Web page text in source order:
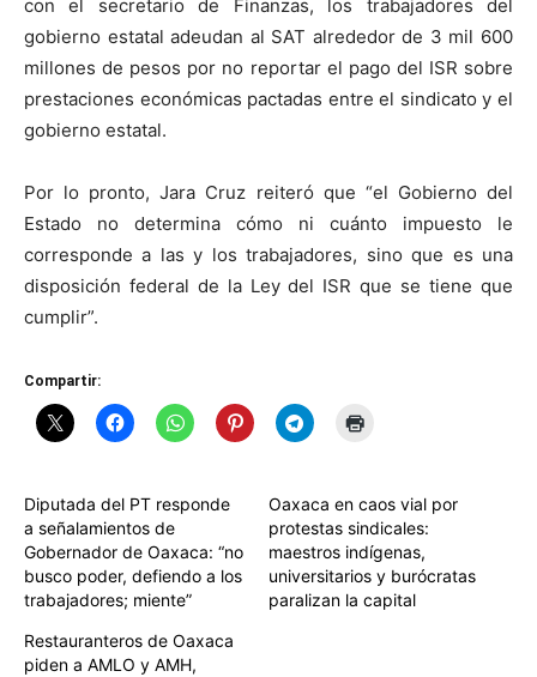
con el secretario de Finanzas, los trabajadores del
gobierno estatal adeudan al SAT alrededor de 3 mil 600
millones de pesos por no reportar el pago del ISR sobre
prestaciones económicas pactadas entre el sindicato y el
gobierno estatal.
Por lo pronto, Jara Cruz reiteró que “el Gobierno del
Estado no determina cómo ni cuánto impuesto le
corresponde a las y los trabajadores, sino que es una
disposición federal de la Ley del ISR que se tiene que
cumplir”.
Compartir:
Diputada del PT responde
a señalamientos de
Gobernador de Oaxaca: “no
busco poder, defiendo a los
trabajadores; miente”
Oaxaca en caos vial por
protestas sindicales:
maestros indígenas,
universitarios y burócratas
paralizan la capital
Restauranteros de Oaxaca
piden a AMLO y AMH,